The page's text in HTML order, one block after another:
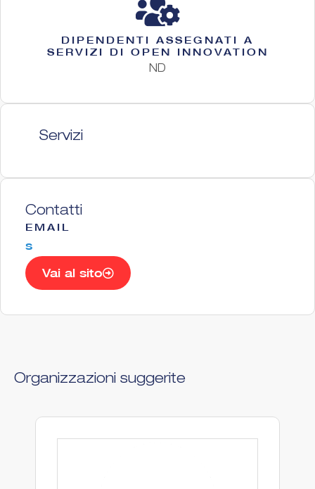
DIPENDENTI ASSEGNATI A
SERVIZI DI OPEN INNOVATION
ND
Servizi
Contatti
EMAIL
s
Vai al sito
Organizzazioni suggerite